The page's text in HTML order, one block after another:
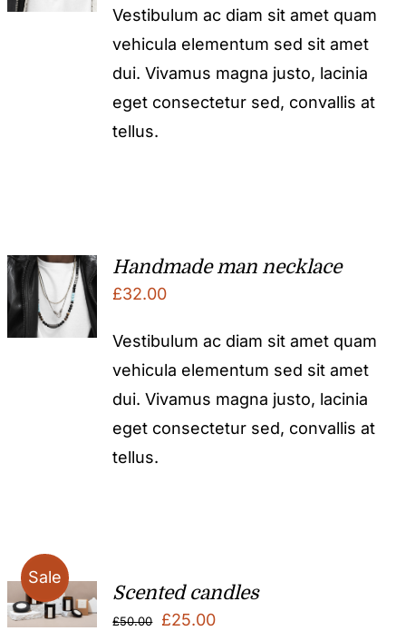
Vestibulum ac diam sit amet quam
vehicula elementum sed sit amet
dui. Vivamus magna justo, lacinia
eget consectetur sed, convallis at
tellus.
Handmade man necklace
£32.00
Vestibulum ac diam sit amet quam
vehicula elementum sed sit amet
dui. Vivamus magna justo, lacinia
eget consectetur sed, convallis at
tellus.
Sale
Scented candles
£50.00
Original
£25.00Current